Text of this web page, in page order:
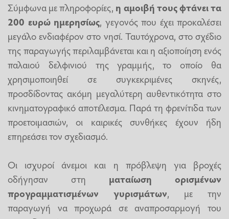
Σύμφωνα με πληροφορίες, η αμοιβή τους φτάνει τα
200 ευρώ ημερησίως, γεγονός που έχει προκαλέσει
μεγάλο ενδιαφέρον στο νησί. Ταυτόχρονα, στο σχέδιο
της παραγωγής περιλαμβάνεται και η αξιοποίηση ενός
παλαιού δελφινιού της γραμμής, το οποίο θα
χρησιμοποιηθεί σε συγκεκριμένες σκηνές,
προσδίδοντας ακόμη μεγαλύτερη αυθεντικότητα στο
κινηματογραφικό αποτέλεσμα. Παρά τη φρενίτιδα των
προετοιμασιών, οι καιρικές συνθήκες έχουν ήδη
επηρεάσει τον σχεδιασμό.
Οι ισχυροί άνεμοι και η πρόβλεψη για βροχές
οδήγησαν στη ματαίωση ορισμένων
προγραμματισμένων γυρισμάτων, με την
παραγωγή να προχωρά σε αναπροσαρμογή του